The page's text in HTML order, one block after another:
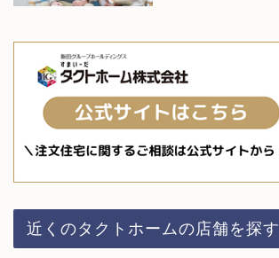
近くのタクトホームの店舗を探す